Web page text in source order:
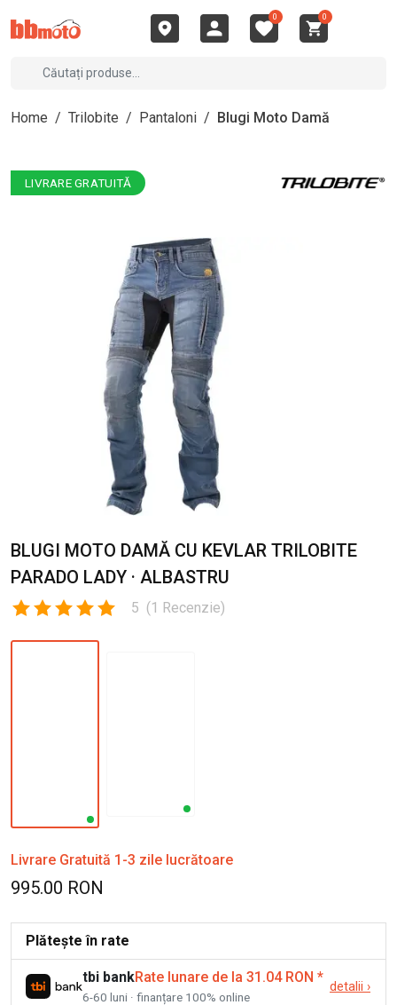
0 0
Home / Trilobite / Pantaloni / Blugi Moto Damă
LIVRARE GRATUITĂ
BLUGI MOTO DAMĂ CU KEVLAR TRILOBITE
PARADO LADY · ALBASTRU
5 (1 Recenzie)
Livrare Gratuită 1-3 zile lucrătoare
995.00 RON
Plătește în rate
tbi bankRate lunare de la 31.04 RON *
6-60 luni · finanțare 100% online
detalii ›